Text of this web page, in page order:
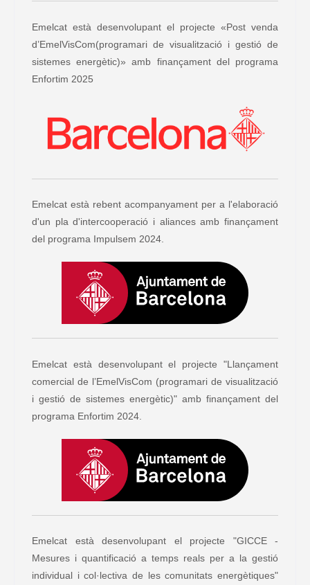
Emelcat està desenvolupant el projecte «Post venda
d’EmelVisCom(programari de visualització i gestió de
sistemes energètic)» amb finançament del programa
Enfortim 2025
Emelcat està rebent acompanyament per a l'elaboració
d'un pla d'intercooperació i aliances amb finançament
del programa Impulsem 2024.
Emelcat està desenvolupant el projecte "Llançament
comercial de l’EmelVisCom (programari de visualització
i gestió de sistemes energètic)" amb finançament del
programa Enfortim 2024.
Emelcat està desenvolupant el projecte "GICCE -
Mesures i quantificació a temps reals per a la gestió
individual i col·lectiva de les comunitats energètiques"